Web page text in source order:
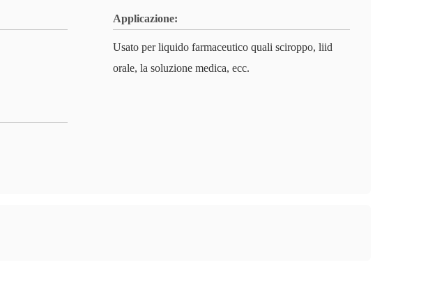
Applicazione:
Usato per liquido farmaceutico quali sciroppo, liid
orale, la soluzione medica, ecc.